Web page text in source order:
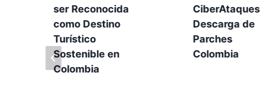
ser Reconocida
como Destino
Turístico
Sostenible en
Colombia
CiberAtaques
Descarga de
Parches
Colombia